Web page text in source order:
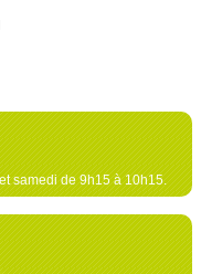
samedi de 9h15 à 10h15.